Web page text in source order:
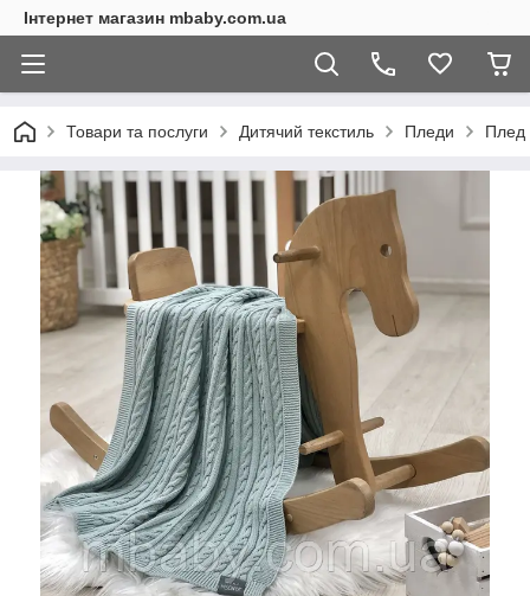
Інтернет магазин mbaby.com.ua
Товари та послуги Дитячий текстиль Пледи Плед